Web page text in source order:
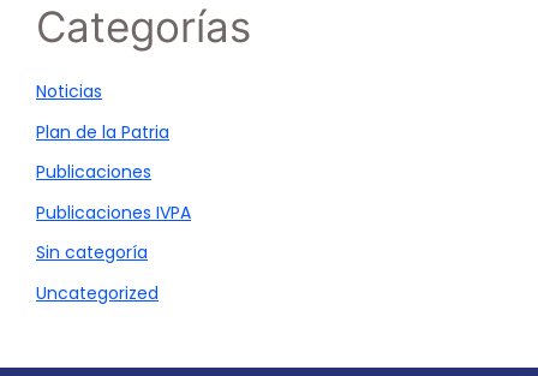
Categorías
Noticias
Plan de la Patria
Publicaciones
Publicaciones IVPA
Sin categoría
Uncategorized